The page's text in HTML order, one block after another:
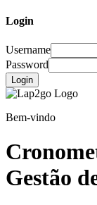
Login
Username
Password
Login
Bem-vindo
Gestão